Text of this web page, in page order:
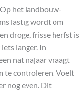
het landbouw-
lastig wordt om
droge, frisse herfst is
langer. In
nat najaar vraagt
te controleren. Voelt
nog even. Dit